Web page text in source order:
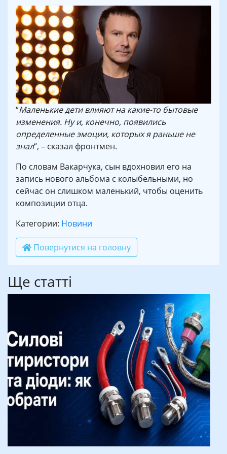
“Маленькие дети влияют на какие-то бытовые
изменения. Ну и, конечно, появились
определенные эмоции, которых я раньше не
знал“, – сказал фронтмен.
По словам Вакарчука, сын вдохновил его на
запись нового альбома с колыбельными, но
сейчас он слишком маленький, чтобы оценить
композиции отца.
Категории: Новини
Повернутися на головну
Ще статті